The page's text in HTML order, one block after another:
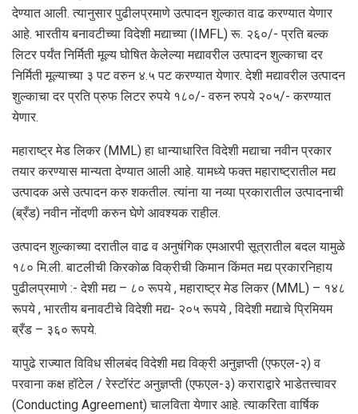
देण्यात आली. त्यानुसार पुढीलप्रमाणे उत्पादन शुल्कात वाढ करण्यात येणार
आहे. भारतीय बनावटीच्या विदेशी मद्याच्या (IMFL) रू. २६०/- प्रति बल्क
लिटर पर्यंत निर्मिती मूल्य घोषित केलेल्या मद्यावरील उत्पादन शुल्काचा दर
निर्मिती मूल्याच्या ३ पट वरुन ४.५ पट करण्यात येणार. देशी मद्यावरील उत्पादन
शुल्काचा दर प्रति प्रुफ लिटर रुपये १८०/- वरुन रुपये २०५/- करण्यात
येणार.
महाराष्ट्र मेड लिकर (MML) हा धान्याधारित विदेशी मद्याचा नवीन प्रकार
तयार करण्यास मान्यता देण्यात आली आहे. यामध्ये फक्त महाराष्ट्रातील मद्य
उत्पादक असे उत्पादन करु शकतील. त्यांना या नव्या प्रकारातील उत्पादनाची
(ब्रँड) नवीन नोंदणी करुन घेणे आवश्यक राहील.
उत्पादन शुल्काच्या दरातील वाढ व अनुषंगिक एमआरपी सूत्रातील बदल यामुळे
१८० मि.ली. बाटलीची किरकोळ विक्रीची किमान किंमत मद्य प्रकारनिहाय
पुढीलप्रमाणे :- देशी मद्य – ८० रूपये , महाराष्ट्र मेड लिकर (MML) – १४८
रूपये , भारतीय बनावटीचे विदेशी मद्य- २०५ रूपये , विदेशी मद्याचे प्रिमियम
ब्रँड – ३६० रूपये.
यापुढे राज्यात विविध सीलबंद विदेशी मद्य विक्री अनुज्ञप्ती (एफएल-२) व
परवाना कक्ष हॉटेल / रेस्टॉरंट अनुज्ञप्ती (एफएल-३) कराराद्वारे भाडेतत्त्वावर
(Conducting Agreement) चालविता येणार आहे. त्याकरिता वार्षिक